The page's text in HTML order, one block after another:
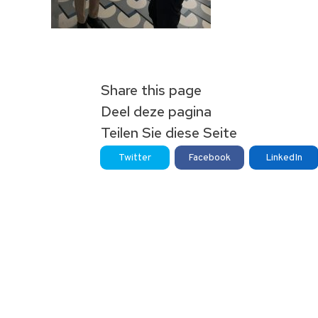
Share this page
Deel deze pagina
Teilen Sie diese Seite
Twitter Facebook LinkedIn